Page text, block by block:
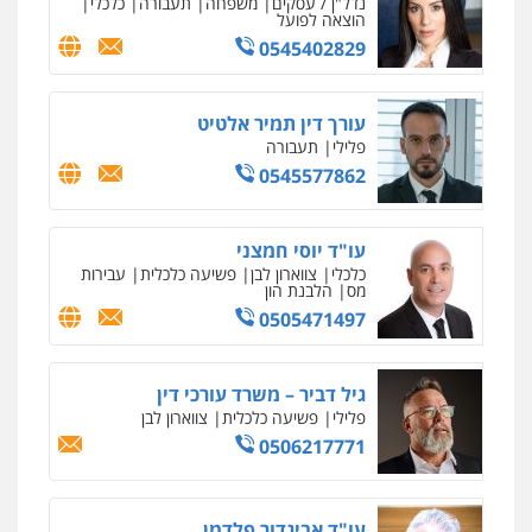
בינלאומי הליכי הסגרה
עו"ד (רו"ח) יואב ציוני
עבירות מס הלבנת הון
0505430819
עו"ד ד"ר איתן פינקלשטיין
כלכלי הלבנת הון חילוט ייעוץ לעורכי דין
0507061374
מצגר ושות', חברת עורכי דין
נדל"ן / עסקים משפחה תעבורה
הוצאה לפועל
0545402829